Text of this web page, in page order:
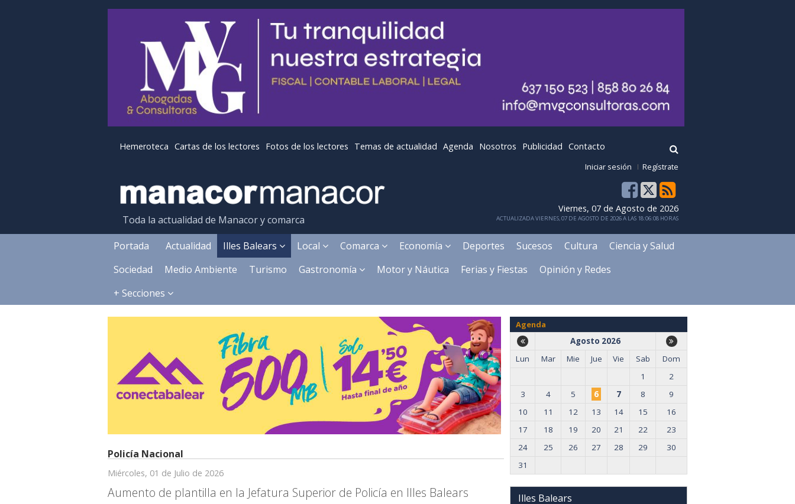
Hemeroteca Cartas de los lectores Fotos de los lectores Temas de actualidad Agenda Nosotros Publicidad Contacto
Iniciar sesión Regístrate
Toda la actualidad de Manacor y comarca
Viernes, 07 de Agosto de 2026
ACTUALIZADA VIERNES, 07 DE AGOSTO DE 2026 A LAS 18:06:08 HORAS
Portada Actualidad Illes Balears Local Comarca Economía Deportes Sucesos Cultura
Ciencia y Salud
Sociedad
Medio Ambiente Turismo Gastronomía Motor y Náutica Ferias y Fiestas
Opinión y Redes
+ Secciones
Policía Nacional
Miércoles, 01 de Julio de 2026
Aumento de plantilla en la Jefatura Superior de Policía en Illes Balears
Agenda
Agosto 2026
Lun
Mar Mie Jue Vie Sab
Dom
1
2
3
4 5 6 7 8
9
10
11 12 13 14 15
16
17
18 19 20 21 22
23
24
25 26 27 28 29
30
31
Illes Balears